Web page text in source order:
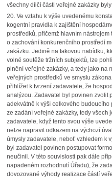
všechny dílčí části veřejné zakázky
20. Ve vztahu k výše uvedenému
kogentní pravidla k zajištění
prostředků, přičemž hlavním
o zachování konkurenčního prostředí
zakázku. Jedině na takovou nabídku,
volné soutěže tržních subjektů, lze
plnění veřejné zakázky, a tedy jako na
veřejných prostředků ve smyslu
přihlížet k tvrzení zadavatele, že
analýzou. Zadavatel byl povinen zvolit
adekvátně k výši celkového
ze zadání veřejné zakázky, tedy všech
zadavatele, když tento svou výše
nelze napravit odkazem na výchozí
úmysly zadavatele, neboť vzhledem k
byl zadavatel povinen postupovat
neučinil. V této souvislosti pak dále
napadeném rozhodnutí Úřadu), že
dovozované výhody realizace částí